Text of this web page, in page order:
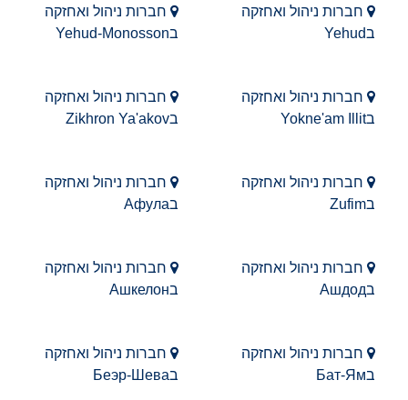
חברות ניהול ואחזקה
בYehud
חברות ניהול ואחזקה
בYehud-Monosson
חברות ניהול ואחזקה
בYokne'am Illit
חברות ניהול ואחזקה
בZikhron Ya'akov
חברות ניהול ואחזקה
בZufim
חברות ניהול ואחזקה
בАфула
חברות ניהול ואחזקה
בАшдод
חברות ניהול ואחזקה
בАшкелон
חברות ניהול ואחזקה
בБат-Ям
חברות ניהול ואחזקה
בБеэр-Шева